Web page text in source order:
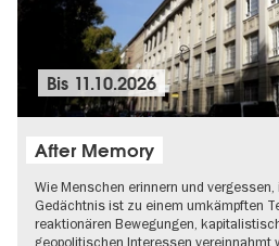
Bis 11.10.2026
After Memory
Wie Menschen erinnern und
Gedächtnis ist zu einem umkämpften
reaktionären Bewegungen,
geopolitischen Interessen vereinnahmt